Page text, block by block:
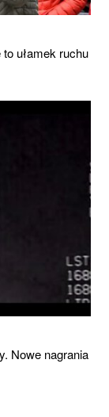
ułamek ruchu
Nowe nagrania